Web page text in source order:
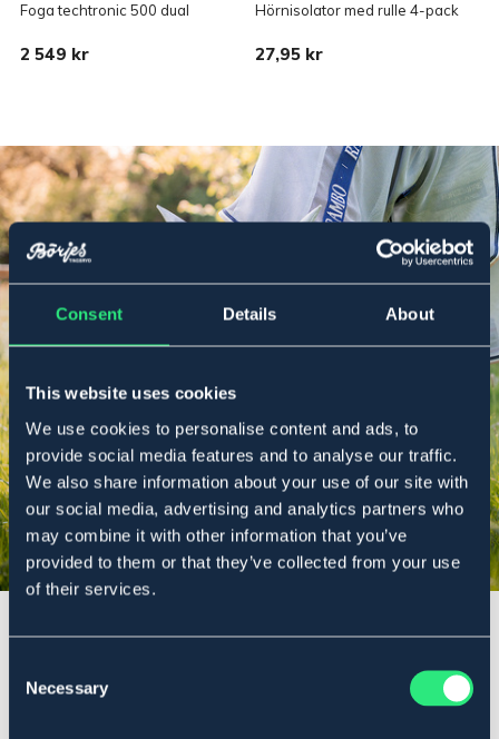
Consent Details About
This website uses cookies
We use cookies to personalise content and ads, to
provide social media features and to analyse our traffic.
We also share information about your use of our site with
our social media, advertising and analytics partners who
may combine it with other information that you’ve
provided to them or that they’ve collected from your use
of their services.
Selection
Necessary
Foga techtronic 500 dual
2 549 kr
Hörnisolator med rulle 4-pack
27,95 kr
OAVSETT BEHOV
Flugskydd
Shoppa här